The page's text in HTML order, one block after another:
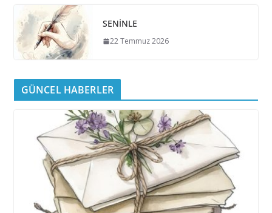
SENİNLE
22 Temmuz 2026
GÜNCEL HABERLER